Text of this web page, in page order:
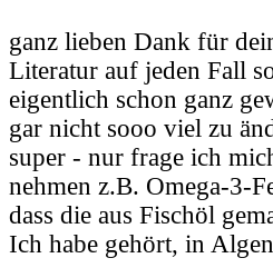
ganz lieben Dank für
Literatur auf jeden Fall
eigentlich schon ganz
gar nicht sooo viel zu
super - nur frage ich
nehmen z.B. Omega-3-
dass die aus Fischöl
Ich habe gehört, in